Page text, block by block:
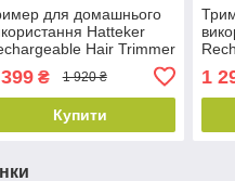
для домашнього
Hatteker
Hair Trimmer
Kit 5in1 (RFC-
₴ 1 920 ₴
Купити
1